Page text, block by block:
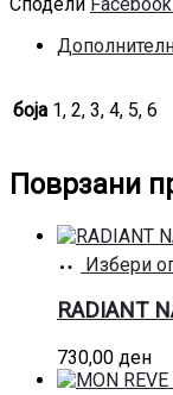
боја 1, 2, 3, 4, 5, 6
Поврзани
Избери
RADIANT
730,00 ден